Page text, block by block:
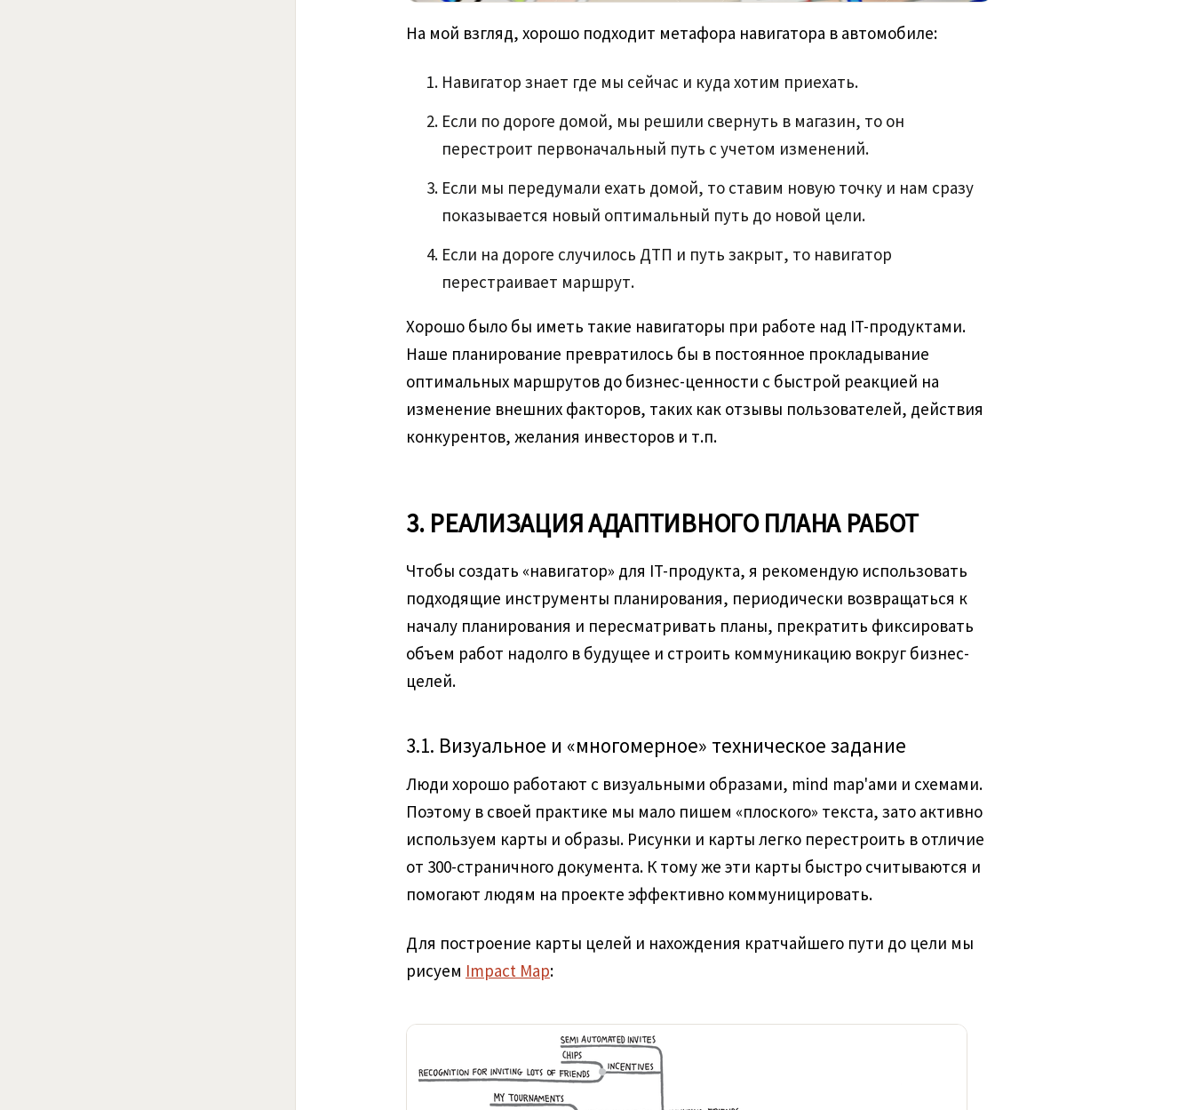
На мой взгляд, хорошо подходит метафора навигатора в автомобиле:
Навигатор знает где мы сейчас и куда хотим приехать.
Если по дороге домой, мы решили свернуть в магазин, то он
перестроит первоначальный путь с учетом изменений.
Если мы передумали ехать домой, то ставим новую точку и нам сразу
показывается новый оптимальный путь до новой цели.
Если на дороге случилось ДТП и путь закрыт, то навигатор
перестраивает маршрут.
Хорошо было бы иметь такие навигаторы при работе над IT-продуктами.
Наше планирование превратилось бы в постоянное прокладывание
оптимальных маршрутов до бизнес-ценности с быстрой реакцией на
изменение внешних факторов, таких как отзывы пользователей, действия
конкурентов, желания инвесторов и т.п.
3. РЕАЛИЗАЦИЯ АДАПТИВНОГО ПЛАНА РАБОТ
Чтобы создать «навигатор» для IT-продукта, я рекомендую использовать
подходящие инструменты планирования, периодически возвращаться к
началу планирования и пересматривать планы, прекратить фиксировать
объем работ надолго в будущее и строить коммуникацию вокруг бизнес-
целей.
3.1. Визуальное и «многомерное» техническое задание
Люди хорошо работают с визуальными образами, mind map'ами и схемами.
Поэтому в своей практике мы мало пишем «плоского» текста, зато активно
используем карты и образы. Рисунки и карты легко перестроить в отличие
от 300-страничного документа. К тому же эти карты быстро считываются и
помогают людям на проекте эффективно коммуницировать.
Для построение карты целей и нахождения кратчайшего пути до цели мы
рисуем Impact Map: